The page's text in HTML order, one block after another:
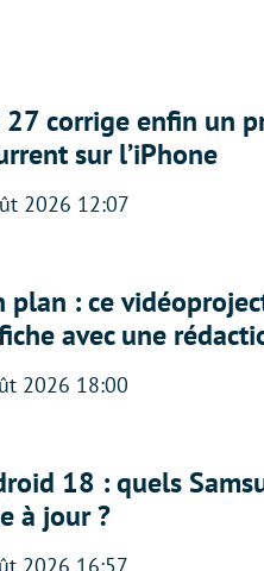
27 corrige enfin un
sur l’iPhone
2026 12:07
plan : ce
avec une
2026 18:00
18 : quels
à jour ?